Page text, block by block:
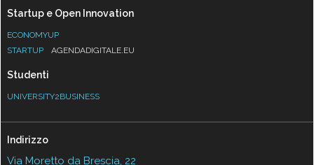
Startup e Open Innovation
ECONOMYUP
STARTUP
AGENDADIGITALE.EU
Studenti
UNIVERSITY2BUSINESS
Indirizzo
Via Moretto da Brescia, 22